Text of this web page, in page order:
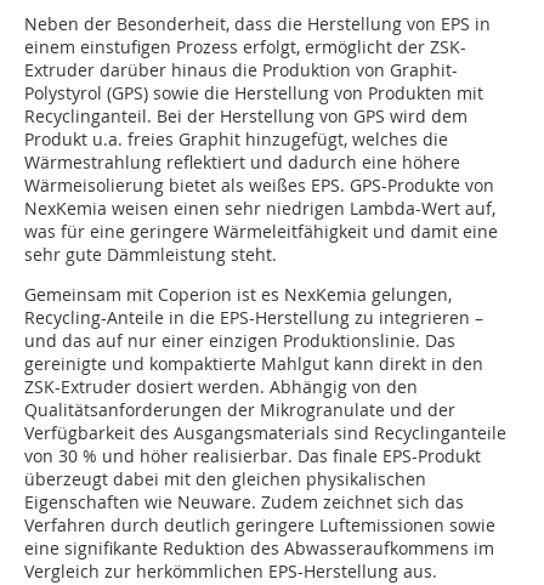
Neben der Besonderheit, dass die Herstellung von EPS in
einem einstufigen Prozess erfolgt, ermöglicht der ZSK-
Extruder darüber hinaus die Produktion von Graphit-
Polystyrol (GPS) sowie die Herstellung von Produkten mit
Recyclinganteil. Bei der Herstellung von GPS wird dem
Produkt u.a. freies Graphit hinzugefügt, welches die
Wärmestrahlung reflektiert und dadurch eine höhere
Wärmeisolierung bietet als weißes EPS. GPS-Produkte von
NexKemia weisen einen sehr niedrigen Lambda-Wert auf,
was für eine geringere Wärmeleitfähigkeit und damit eine
sehr gute Dämmleistung steht.
Gemeinsam mit Coperion ist es NexKemia gelungen,
Recycling-Anteile in die EPS-Herstellung zu integrieren –
und das auf nur einer einzigen Produktionslinie. Das
gereinigte und kompaktierte Mahlgut kann direkt in den
ZSK-Extruder dosiert werden. Abhängig von den
Qualitätsanforderungen der Mikrogranulate und der
Verfügbarkeit des Ausgangsmaterials sind Recyclinganteile
von 30 % und höher realisierbar. Das finale EPS-Produkt
überzeugt dabei mit den gleichen physikalischen
Eigenschaften wie Neuware. Zudem zeichnet sich das
Verfahren durch deutlich geringere Luftemissionen sowie
eine signifikante Reduktion des Abwasseraufkommens im
Vergleich zur herkömmlichen EPS-Herstellung aus.